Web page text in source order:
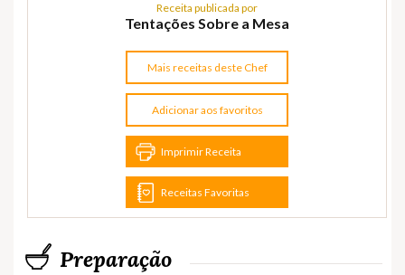
Receita publicada por
Tentações Sobre a Mesa
Mais receitas deste Chef
Adicionar aos favoritos
Imprimir Receita
Receitas Favoritas
Preparação